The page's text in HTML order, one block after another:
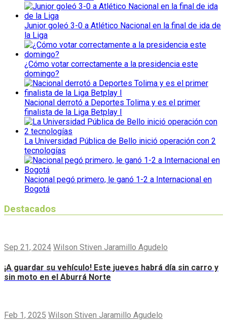
Junior goleó 3-0 a Atlético Nacional en la final de ida de
la Liga
¿Cómo votar correctamente a la presidencia este
domingo?
Nacional derrotó a Deportes Tolima y es el primer
finalista de la Liga Betplay I
La Universidad Pública de Bello inició operación con 2
tecnologías
Nacional pegó primero, le ganó 1-2 a Internacional en
Bogotá
Destacados
Sep 21, 2024 Wilson Stiven Jaramillo Agudelo
¡A guardar su vehículo! Este jueves habrá día sin carro y
sin moto en el Aburrá Norte
Feb 1, 2025 Wilson Stiven Jaramillo Agudelo